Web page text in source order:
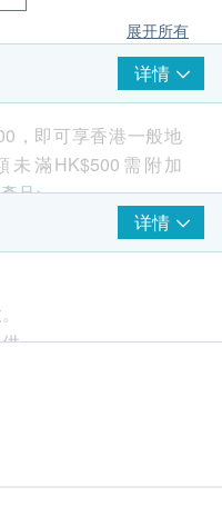
展开所有
详情
，即可享香港一般地
滿HK$500需附加
品>
、黄芪、灵芝、薏苡
分，更有效针对去湿
气安神之适
副作用，不会养成依
详情
。
限公司及健康网购